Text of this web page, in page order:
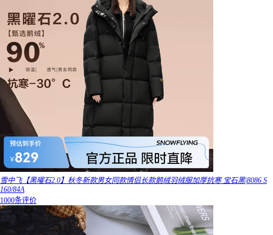
雪中飞【黑曜石2.0】秋冬新款男女同款情侣长款鹅绒羽绒服加厚抗寒 宝石黑|8086 S
160/84A
1000条评价